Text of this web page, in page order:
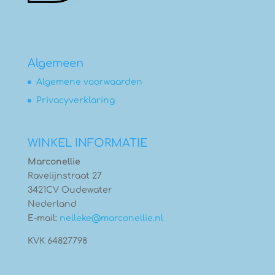
Algemeen
Algemene voorwaarden
Privacyverklaring
WINKEL INFORMATIE
Marconellie
Ravelijnstraat 27
3421CV Oudewater
Nederland
E-mail: nelleke@marconellie.nl
KVK 64827798